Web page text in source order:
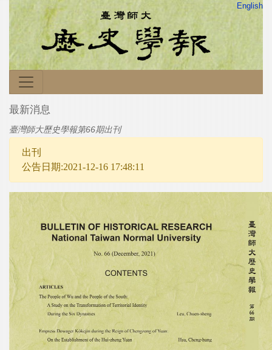
English
最新消息
臺灣師大歷史學報第66期出刊
出刊
公告日期:2021-12-16 17:48:11